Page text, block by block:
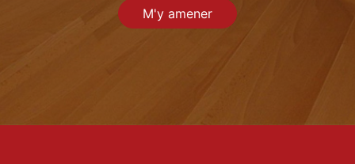
M'y amener